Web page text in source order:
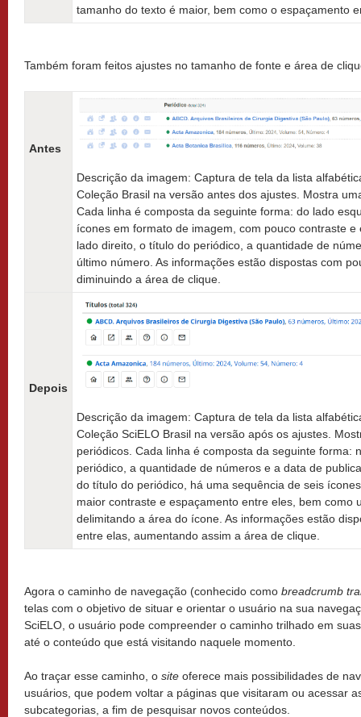
tamanho do texto é maior, bem como o espaçamento
Também foram feitos ajustes no tamanho de fonte e área de
Antes
Descrição da imagem: Captura de tela da lista
Coleção Brasil na versão antes dos ajustes. Mostra
Cada linha é composta da seguinte forma: do lado
ícones em formato de imagem, com pouco contraste
lado direito, o título do periódico, a quantidade de
último número. As informações estão dispostas com
diminuindo a área de clique.
Depois
Descrição da imagem: Captura de tela da lista
Coleção SciELO Brasil na versão após os ajustes.
periódicos. Cada linha é composta da seguinte forma:
periódico, a quantidade de números e a data de
do título do periódico, há uma sequência de seis
maior contraste e espaçamento entre eles, bem como
delimitando a área do ícone. As informações estão
entre elas, aumentando assim a área de clique.
Agora o caminho de navegação (conhecido como breadcrumb
telas com o objetivo de situar e orientar o usuário na sua
SciELO, o usuário pode compreender o caminho trilhado em
até o conteúdo que está visitando naquele momento.
Ao traçar esse caminho, o site oferece mais possibilidades de
usuários, que podem voltar a páginas que visitaram ou acessar
subcategorias, a fim de pesquisar novos conteúdos.